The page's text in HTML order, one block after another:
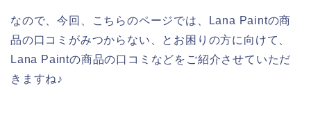
なので、今回、こちらのページでは、Lana Paintの商
品の口コミがみつからない、とお困りの方に向けて、
Lana Paintの商品の口コミなどをご紹介させていただ
きますね♪